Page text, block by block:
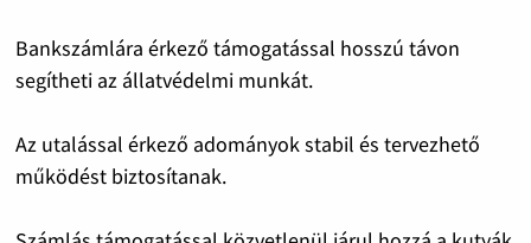
Bankszámlára érkező támogatással hosszú távon
segítheti az állatvédelmi munkát.
Az utalással érkező adományok stabil és tervezhető
működést biztosítanak.